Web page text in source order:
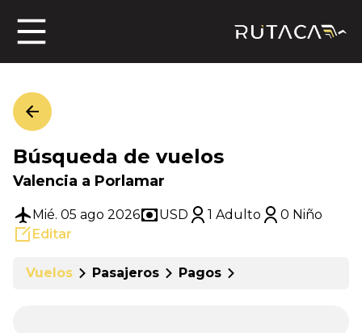
Búsqueda de vuelos
Valencia a Porlamar
Mié. 05 ago 2026 USD 1 Adulto
0 Niño
Editar
Vuelos Pasajeros Pagos